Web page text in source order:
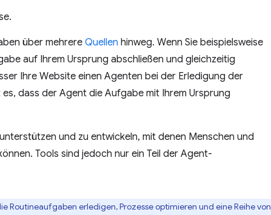
über mehrereQuellen hinweg. Wenn Sie beispielsweise
auf Ihrem Ursprung abschließen und gleichzeitig
Ihre Website einen Agenten bei der Erledigung der
dass der Agent die Aufgabe mit Ihrem Ursprung
und zu entwickeln, mit denen Menschen und
Tools sind jedoch nur ein Teil der Agent-
Routineaufgaben erledigen, Prozesse optimieren und eine Reihe von